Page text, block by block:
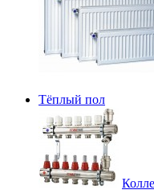
Тёплый пол